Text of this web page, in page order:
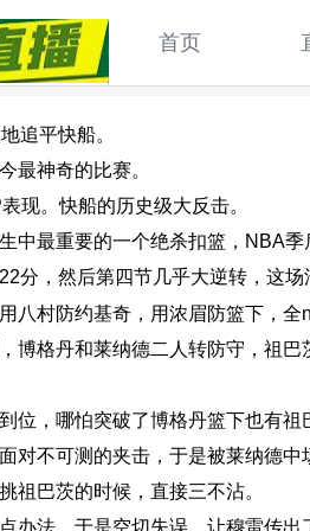
首页
追平快船。
最神奇的比赛。
现。快船的历史级大反击。
中最重要的一个绝杀扣篮，NBA季
分，然后第四节几乎大逆转，这
八村防约基奇，用浓眉防篮下，
博格丹和莱纳德二人转防守，祖巴
位，哪怕突破了博格丹篮下也有祖
对不可测的夹击，于是被莱纳德中
祖巴茨的时候，直接三不沾。
办法，于是空切失误，让穆雷传出